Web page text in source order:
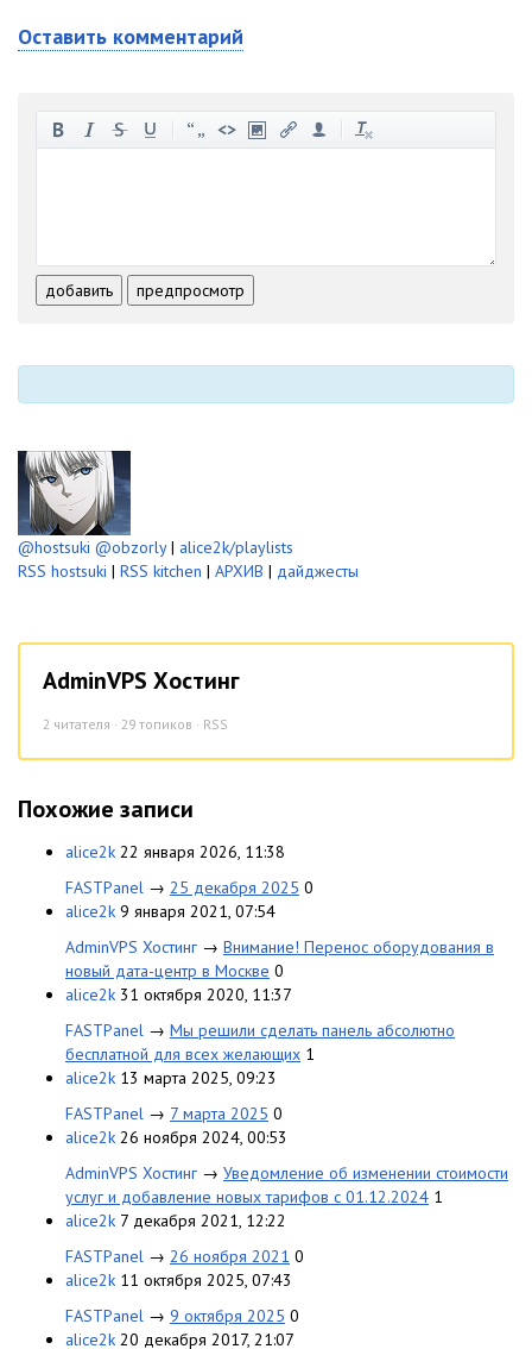
Оставить комментарий
-
-
добавить предпросмотр
@hostsuki @obzorly| alice2k/playlists
RSS hostsuki | RSS kitchen | АРХИВ | дайджесты
AdminVPS Хостинг
2 читателя · 29 топиков · RSS
Похожие записи
alice2k 22 января 2026, 11:38
FASTPanel → 25 декабря 2025 0
alice2k 9 января 2021, 07:54
AdminVPS Хостинг → Внимание! Перенос оборудования в
новый дата-центр в Москве 0
alice2k 31 октября 2020, 11:37
FASTPanel → Мы решили сделать панель абсолютно
бесплатной для всех желающих 1
alice2k 13 марта 2025, 09:23
FASTPanel → 7 марта 2025 0
alice2k 26 ноября 2024, 00:53
AdminVPS Хостинг → Уведомление об изменении стоимости
услуг и добавление новых тарифов с 01.12.2024 1
alice2k 7 декабря 2021, 12:22
FASTPanel → 26 ноября 2021 0
alice2k 11 октября 2025, 07:43
FASTPanel → 9 октября 2025 0
alice2k 20 декабря 2017, 21:07